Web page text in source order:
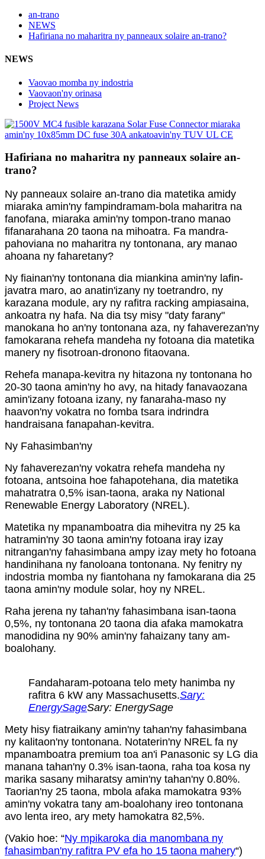
an-trano
NEWS
Hafiriana no maharitra ny panneaux solaire an-trano?
NEWS
Vaovao momba ny indostria
Vaovaon'ny orinasa
Project News
Hafiriana no maharitra ny panneaux solaire an-
trano?
Ny panneaux solaire an-trano dia matetika amidy
miaraka amin'ny fampindramam-bola maharitra na
fanofana, miaraka amin'ny tompon-trano manao
fifanarahana 20 taona na mihoatra. Fa mandra-
pahoviana no maharitra ny tontonana, ary manao
ahoana ny faharetany?
Ny fiainan'ny tontonana dia miankina amin'ny lafin-
javatra maro, ao anatin'izany ny toetrandro, ny
karazana module, ary ny rafitra racking ampiasaina,
ankoatra ny hafa. Na dia tsy misy "daty farany"
manokana ho an'ny tontonana aza, ny fahaverezan'ny
famokarana rehefa mandeha ny fotoana dia matetika
manery ny fisotroan-dronono fitaovana.
Rehefa manapa-kevitra ny hitazona ny tontonana ho
20-30 taona amin'ny ho avy, na hitady fanavaozana
amin'izany fotoana izany, ny fanaraha-maso ny
haavon'ny vokatra no fomba tsara indrindra
handraisana fanapahan-kevitra.
Ny Fahasimban'ny
Ny fahaverezan'ny vokatra rehefa mandeha ny
fotoana, antsoina hoe fahapotehana, dia matetika
mahatratra 0,5% isan-taona, araka ny National
Renewable Energy Laboratory (NREL).
Matetika ny mpanamboatra dia mihevitra ny 25 ka
hatramin'ny 30 taona amin'ny fotoana iray izay
nitrangan'ny fahasimbana ampy izay mety ho fotoana
handinihana ny fanoloana tontonana. Ny fenitry ny
indostria momba ny fiantohana ny famokarana dia 25
taona amin'ny module solar, hoy ny NREL.
Raha jerena ny tahan'ny fahasimbana isan-taona
0,5%, ny tontonana 20 taona dia afaka mamokatra
manodidina ny 90% amin'ny fahaizany tany am-
boalohany.
Fandaharam-potoana telo mety hanimba ny
rafitra 6 kW any Massachusetts.Sary:
EnergySageSary: EnergySage
Mety hisy fiatraikany amin'ny tahan'ny fahasimbana
ny kalitaon'ny tontonana. Notaterin'ny NREL fa ny
mpanamboatra premium toa an'i Panasonic sy LG dia
manana tahan'ny 0.3% isan-taona, raha toa kosa ny
marika sasany miharatsy amin'ny tahan'ny 0.80%.
Taorian'ny 25 taona, mbola afaka mamokatra 93%
amin'ny vokatra tany am-boalohany ireo tontonana
avo lenta ireo, ary mety hamokatra 82,5%.
(Vakio hoe: “Ny mpikaroka dia manombana ny
fahasimban'ny rafitra PV efa ho 15 taona mahery“)